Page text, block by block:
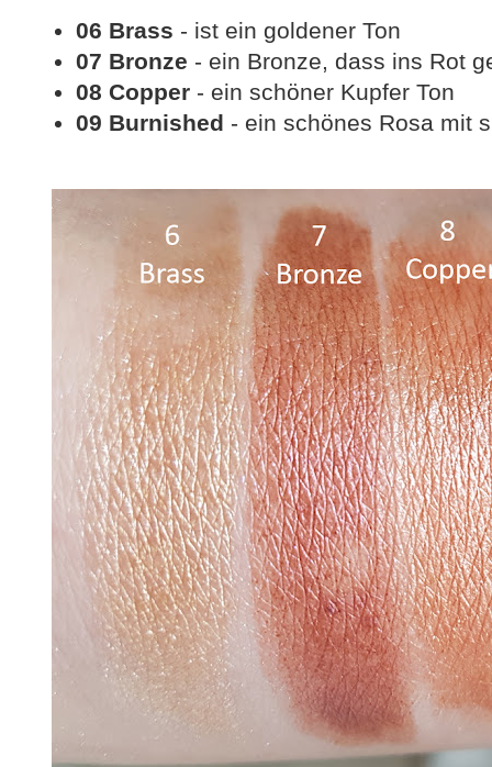
06 Brass - ist ein goldener Ton
07 Bronze - ein Bronze, dass ins Rot
08 Copper - ein schöner Kupfer Ton
09 Burnished - ein schönes Rosa mit